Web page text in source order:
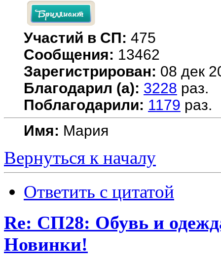
Участий в СП: 475
Сообщения: 13462
Зарегистрирован: 08 дек
Благодарил (а): 3228 раз.
Поблагодарили: 1179 раз.
Имя: Мария
Вернуться к началу
Ответить с цитатой
Re: СП28: Обувь и
Новинки!